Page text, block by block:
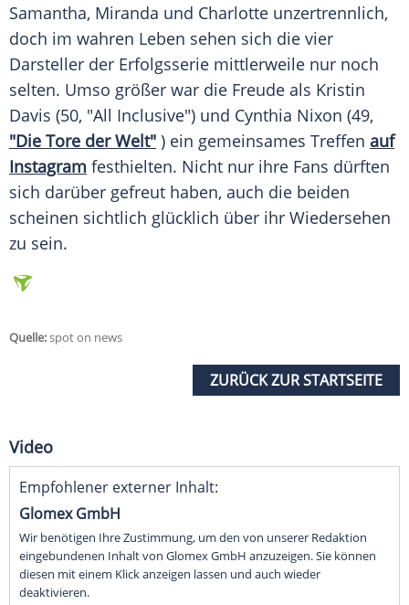
Samantha, Miranda und Charlotte unzertrennlich,
doch im wahren Leben sehen sich die vier
Darsteller der Erfolgsserie mittlerweile nur noch
selten. Umso größer war die Freude als Kristin
Davis (50, "All Inclusive") und Cynthia Nixon (49,
"Die Tore der Welt" ) ein gemeinsames Treffen auf
Instagram festhielten. Nicht nur ihre Fans dürften
sich darüber gefreut haben, auch die beiden
scheinen sichtlich glücklich über ihr Wiedersehen
zu sein.
Quelle:spot on news
ZURÜCK ZUR STARTSEITE
Video
Empfohlener externer Inhalt:
Glomex GmbH
Wir benötigen Ihre Zustimmung, um den von unserer Redaktion
eingebundenen Inhalt von Glomex GmbH anzuzeigen. Sie können
diesen mit einem Klick anzeigen lassen und auch wieder
deaktivieren.